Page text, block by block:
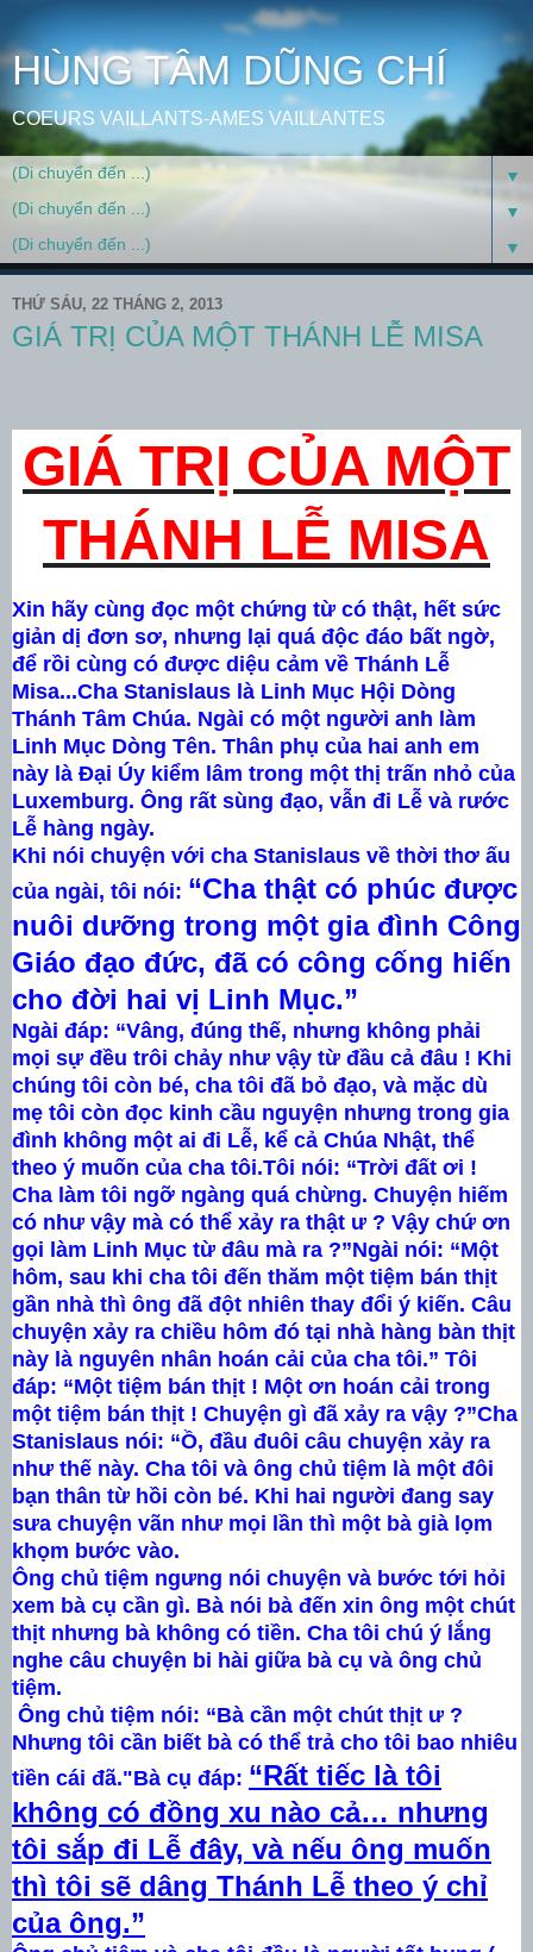
HÙNG TÂM DŨNG CHÍ
COEURS VAILLANTS-AMES VAILLANTES
▼
▼
▼
THỨ SÁU, 22 THÁNG 2, 2013
GIÁ TRỊ CỦA MỘT THÁNH LỄ MISA
GIÁ TRỊ CỦA MỘT
THÁNH LỄ MISA
Xin hãy cùng đọc một chứng từ có thật, hết sức
giản dị đơn sơ, nhưng lại quá độc đáo bất ngờ,
để rồi cùng có được diệu cảm về Thánh Lễ
Misa...Cha Stanislaus là Linh Mục Hội Dòng
Thánh Tâm Chúa. Ngài có một người anh làm
Linh Mục Dòng Tên. Thân phụ của hai anh em
này là Đại Úy kiểm lâm trong một thị trấn nhỏ của
Luxemburg. Ông rất sùng đạo, vẫn đi Lễ và rước
Lễ hàng ngày.
Khi nói chuyện với cha Stanislaus về thời thơ ấu
của ngài, tôi nói: “Cha thật có phúc được
nuôi dưỡng trong một gia đình Công
Giáo đạo đức, đã có công cống hiến
cho đời hai vị Linh Mục.”
Ngài đáp: “Vâng, đúng thế, nhưng không phải
mọi sự đều trôi chảy như vậy từ đầu cả đâu ! Khi
chúng tôi còn bé, cha tôi đã bỏ đạo, và mặc dù
mẹ tôi còn đọc kinh cầu nguyện nhưng trong gia
đình không một ai đi Lễ, kể cả Chúa Nhật, thể
theo ý muốn của cha tôi.Tôi nói: “Trời đất ơi !
Cha làm tôi ngỡ ngàng quá chừng. Chuyện hiếm
có như vậy mà có thể xảy ra thật ư ? Vậy chứ ơn
gọi làm Linh Mục từ đâu mà ra ?”Ngài nói: “Một
hôm, sau khi cha tôi đến thăm một tiệm bán thịt
gần nhà thì ông đã đột nhiên thay đổi ý kiến. Câu
chuyện xảy ra chiều hôm đó tại nhà hàng bàn thịt
này là nguyên nhân hoán cải của cha tôi.” Tôi
đáp: “Một tiệm bán thịt ! Một ơn hoán cải trong
một tiệm bán thịt ! Chuyện gì đã xảy ra vậy ?”Cha
Stanislaus nói: “Ồ, đầu đuôi câu chuyện xảy ra
như thế này. Cha tôi và ông chủ tiệm là một đôi
bạn thân từ hồi còn bé. Khi hai người đang say
sưa chuyện vãn như mọi lần thì một bà già lọm
khọm bước vào.
Ông chủ tiệm ngưng nói chuyện và bước tới hỏi
xem bà cụ cần gì. Bà nói bà đến xin ông một chút
thịt nhưng bà không có tiền. Cha tôi chú ý lắng
nghe câu chuyện bi hài giữa bà cụ và ông chủ
tiệm.
Ông chủ tiệm nói: “Bà cần một chút thịt ư ?
Nhưng tôi cần biết bà có thể trả cho tôi bao nhiêu
tiền cái đã."Bà cụ đáp: “Rất tiếc là tôi
không có đồng xu nào cả… nhưng
tôi sắp đi Lễ đây, và nếu ông muốn
thì tôi sẽ dâng Thánh Lễ theo ý chỉ
của ông.”